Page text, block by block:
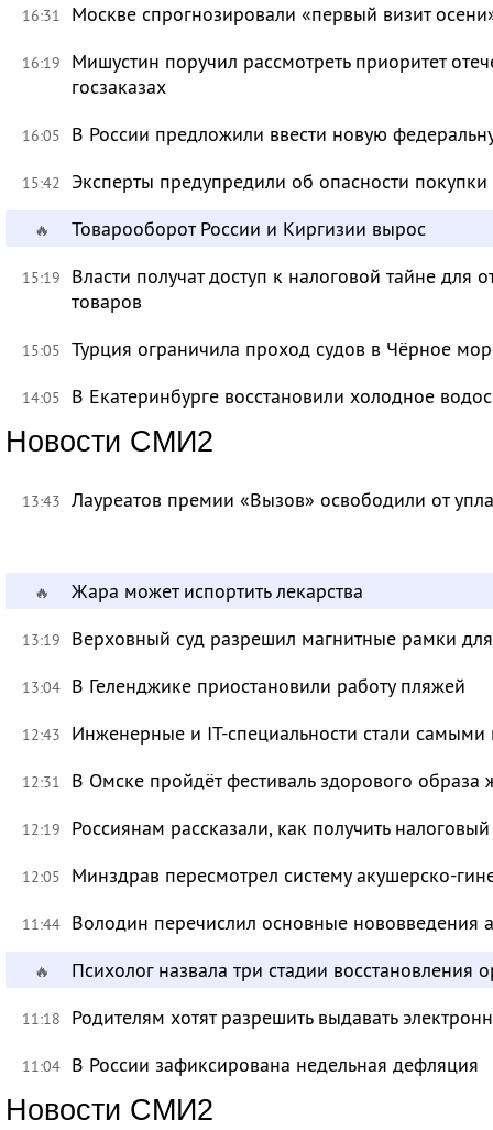
16:31 Москве спрогнозировали «первый визит
16:19
Мишустин поручил рассмотреть приоритет
госзаказах
16:05 В России предложили ввести новую
15:42 Эксперты предупредили об опасности
🔥 Товарооборот России и Киргизии вырос
15:19
Власти получат доступ к налоговой тайне для
товаров
15:05 Турция ограничила проход судов в Чёрное
14:05 В Екатеринбурге восстановили холодное
Новости СМИ2
13:43 Лауреатов премии «Вызов» освободили от
🔥 Жара может испортить лекарства
13:19 Верховный суд разрешил магнитные рамки
13:04 В Геленджике приостановили работу пляжей
12:43 Инженерные и IT-специальности стали
12:31 В Омске пройдёт фестиваль здорового
12:19 Россиянам рассказали, как получить
12:05 Минздрав пересмотрел систему акушерско-
11:44 Володин перечислил основные нововведения
🔥 Психолог назвала три стадии восстановления
11:18 Родителям хотят разрешить выдавать
11:04 В России зафиксирована недельная дефляция
Новости СМИ2